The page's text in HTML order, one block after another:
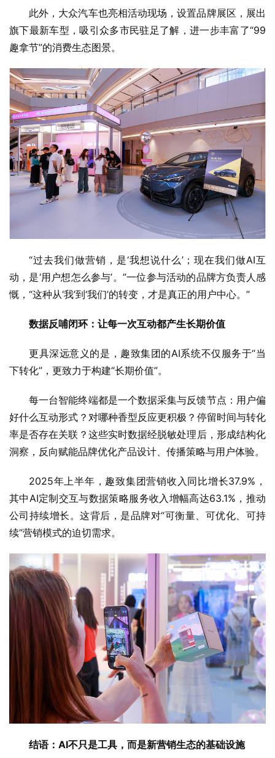
此外，大众汽车也亮相活动现场，设置品牌展区，展出
旗下最新车型，吸引众多市民驻足了解，进一步丰富了“99
趣拿节”的消费生态图景。
“过去我们做营销，是‘我想说什么’；现在我们做AI互
动，是‘用户想怎么参与’。”一位参与活动的品牌方负责人感
慨，“这种从‘我’到‘我们’的转变，才是真正的用户中心。”
数据反哺闭环：让每一次互动都产生长期价值
更具深远意义的是，趣致集团的AI系统不仅服务于“当
下转化”，更致力于构建“长期价值”。
每一台智能终端都是一个数据采集与反馈节点：用户偏
好什么互动形式？对哪种香型反应更积极？停留时间与转化
率是否存在关联？这些实时数据经脱敏处理后，形成结构化
洞察，反向赋能品牌优化产品设计、传播策略与用户体验。
2025年上半年，趣致集团营销收入同比增长37.9%，
其中AI定制交互与数据策略服务收入增幅高达63.1%，推动
公司持续增长。这背后，是品牌对“可衡量、可优化、可持
续”营销模式的迫切需求。
结语：AI不只是工具，而是新营销生态的基础设施